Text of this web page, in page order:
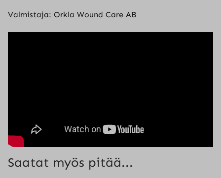
Valmistaja: Orkla Wound Care AB
Saatat myös pitää...